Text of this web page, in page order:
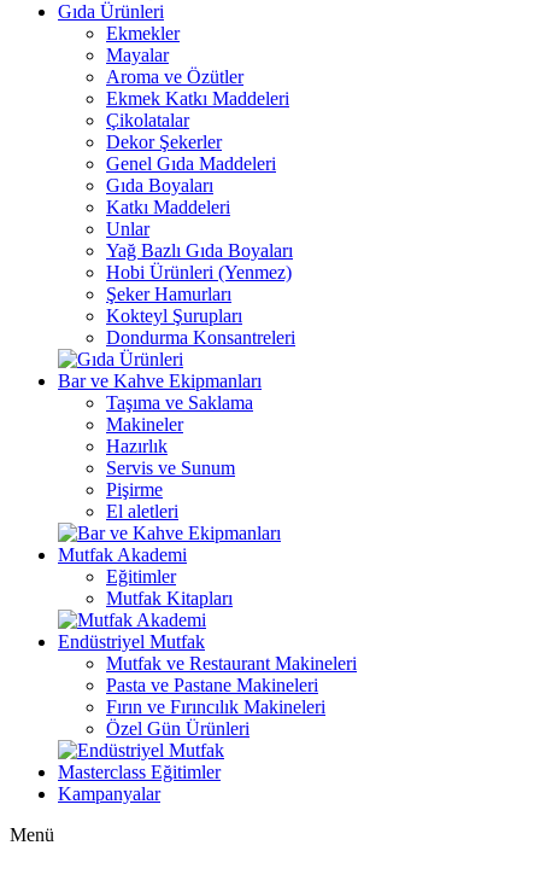
Gıda Ürünleri
Ekmekler
Mayalar
Aroma ve Özütler
Ekmek Katkı Maddeleri
Çikolatalar
Dekor Şekerler
Genel Gıda Maddeleri
Gıda Boyaları
Katkı Maddeleri
Unlar
Yağ Bazlı Gıda Boyaları
Hobi Ürünleri (Yenmez)
Şeker Hamurları
Kokteyl Şurupları
Dondurma Konsantreleri
Bar ve Kahve Ekipmanları
Taşıma ve Saklama
Makineler
Hazırlık
Servis ve Sunum
Pişirme
El aletleri
Mutfak Akademi
Eğitimler
Mutfak Kitapları
Endüstriyel Mutfak
Mutfak ve Restaurant Makineleri
Pasta ve Pastane Makineleri
Fırın ve Fırıncılık Makineleri
Özel Gün Ürünleri
Masterclass Eğitimler
Kampanyalar
Menü